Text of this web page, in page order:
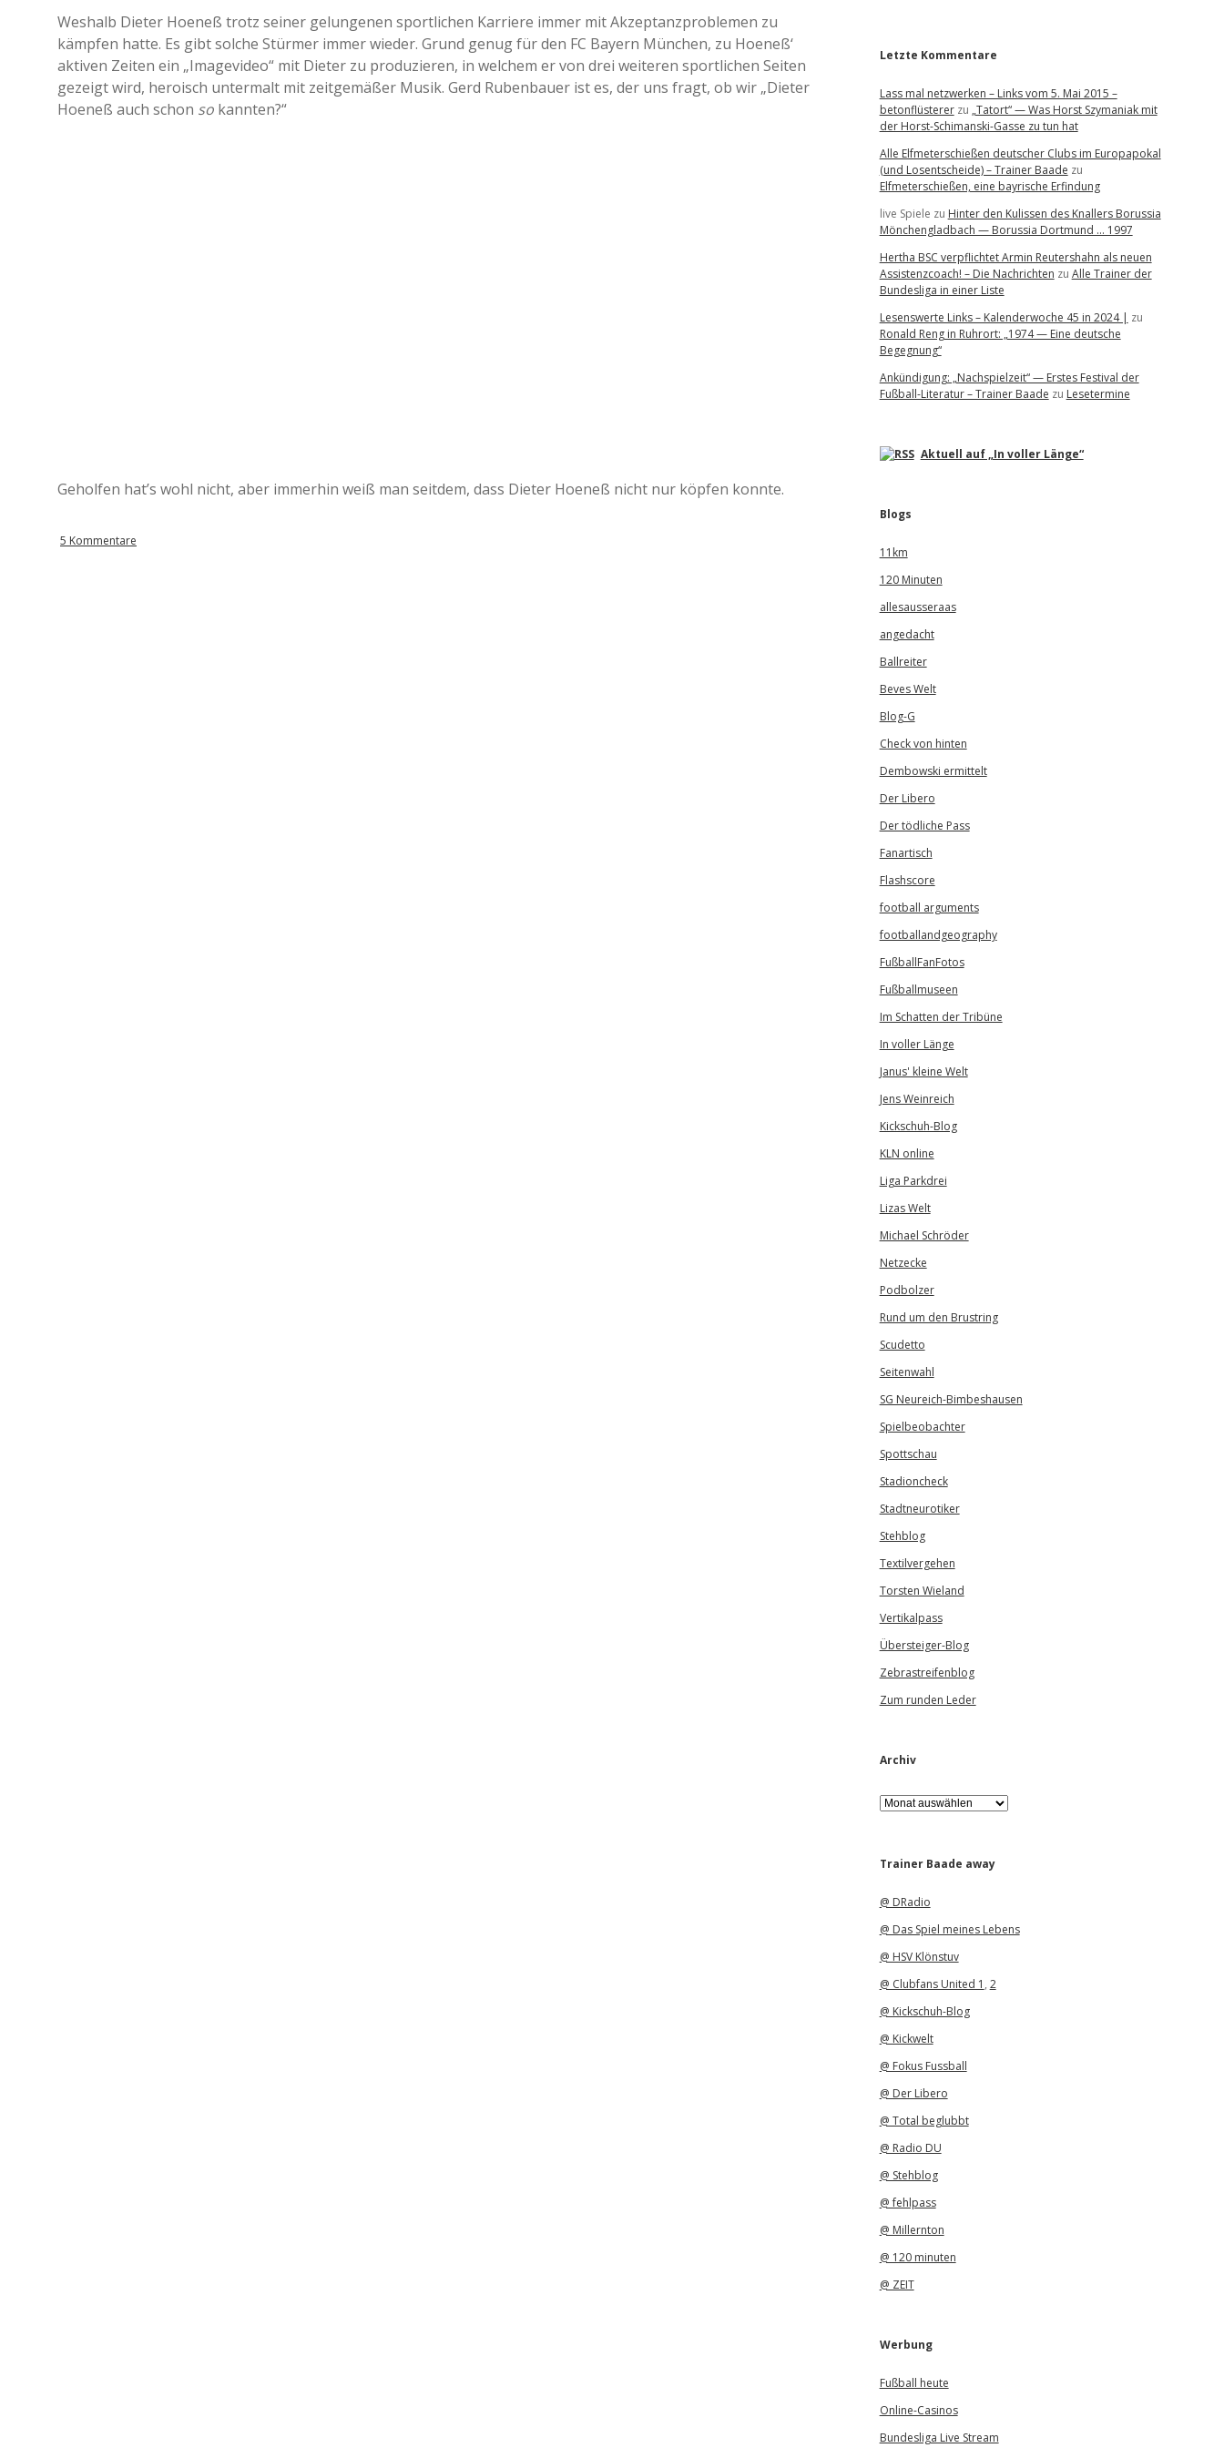
a
a
Weshalb Dieter Hoeneß trotz seiner gelungenen sportlichen Karriere immer mit Akzeptanzproblemen zu
kämpfen hatte. Es gibt solche Stürmer immer wieder. Grund genug für den FC Bayern München, zu Hoeneß‘
aktiven Zeiten ein „Imagevideo“ mit Dieter zu produzieren, in welchem er von drei weiteren sportlichen Seiten
gezeigt wird, heroisch untermalt mit zeitgemäßer Musik. Gerd Rubenbauer ist es, der uns fragt, ob wir „Dieter
Hoeneß auch schon so kannten?“
Geholfen hat’s wohl nicht, aber immerhin weiß man seitdem, dass Dieter Hoeneß nicht nur köpfen konnte.
5 Kommentare
Letzte Kommentare
Lass mal netzwerken – Links vom 5. Mai 2015 –
betonflüstererzu „Tatort“ — Was Horst Szymaniak mit
der Horst-Schimanski-Gasse zu tun hat
Alle Elfmeterschießen deutscher Clubs im Europapokal
(und Losentscheide) – Trainer Baade zu
Elfmeterschießen, eine bayrische Erfindung
live Spiele zu Hinter den Kulissen des Knallers Borussia
Mönchengladbach — Borussia Dortmund … 1997
Hertha BSC verpflichtet Armin Reutershahn als neuen
Assistenzcoach! – Die Nachrichten zu Alle Trainer der
Bundesliga in einer Liste
Lesenswerte Links – Kalenderwoche 45 in 2024 | zu
Ronald Reng in Ruhrort: „1974 — Eine deutsche
Begegnung“
Ankündigung: „Nachspielzeit“ — Erstes Festival der
Fußball-Literatur – Trainer Baade zu Lesetermine
Aktuell auf „In voller Länge“
Blogs
11km
120 Minuten
allesausseraas
angedacht
Ballreiter
Beves Welt
Blog-G
Check von hinten
Dembowski ermittelt
Der Libero
Der tödliche Pass
Fanartisch
Flashscore
football arguments
footballandgeography
FußballFanFotos
Fußballmuseen
Im Schatten der Tribüne
In voller Länge
Janus' kleine Welt
Jens Weinreich
Kickschuh-Blog
KLN online
Liga Parkdrei
Lizas Welt
Michael Schröder
Netzecke
Podbolzer
Rund um den Brustring
Scudetto
Seitenwahl
SG Neureich-Bimbeshausen
Spielbeobachter
Spottschau
Stadioncheck
Stadtneurotiker
Stehblog
Textilvergehen
Torsten Wieland
Vertikalpass
Übersteiger-Blog
Zebrastreifenblog
Zum runden Leder
Archiv
A
r
iTrainer Baade away
@ DRadio
@ Das Spiel meines Lebens
@ HSV Klönstuv
@ Clubfans United 1 , 2
@ Kickschuh-Blog
@ Kickwelt
@ Fokus Fussball
@ Der Libero
@ Total beglubbt
@ Radio DU
@ Stehblog
@ fehlpass
@ Millernton
@ 120 minuten
@ ZEIT
Werbung
Fußball heute
Online-Casinos
Bundesliga Live Stream